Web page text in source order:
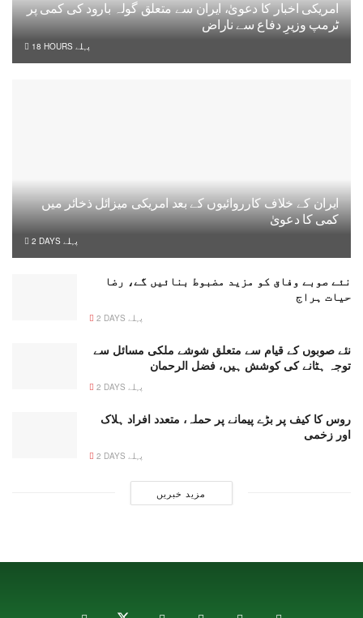
امریکی اخبار کا دعویٰ، ایران سے متعلق گولہ بارود کی کمی پر
ٹرمپ وزیرِ دفاع سے ناراض
18 HOURS پہلے
ایران کے خلاف کارروائیوں کے بعد امریکی میزائل ذخائر میں
کمی کا دعویٰ
2 DAYS پہلے
نئے صوبے وفاق کو مزید مضبوط بنائیں گے، رضا
حیات ہراج
2 DAYS پہلے
نئے صوبوں کے قیام سے متعلق شوشے ملکی مسائل سے
توجہ ہٹانے کی کوشش ہیں، فضل الرحمان
2 DAYS پہلے
روس کا کیف پر بڑے پیمانے پر حملہ، متعدد افراد ہلاک
اور زخمی
2 DAYS پہلے
مزید خبریں